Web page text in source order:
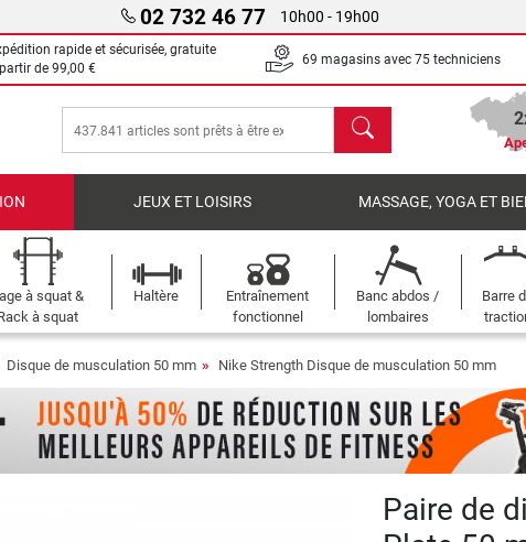
02 732 46 77 10h00 - 19h00
rapide et sécurisée, gratuite
de 99,00 €
69 magasins avec 75 techniciens
chercher
JEUX ET LOISIRS MASSAGE, YOGA ET
à squat &
à squat
Haltère
Entraînement
fonctionnel
Banc abdos /
lombaires
Barre
Disque de musculation 50 mm Nike Strength Disque de musculation 50 mm
Paire de